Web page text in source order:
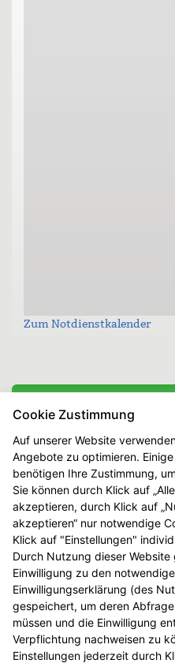
Zum Notdienstkalender
56235 Ransbach-Baumbach
Tel:(02623) 2457
Fax:(02623) 80474
kannenbaecker-
Öffnungszeiten
Montag - Freitag:
8.00 Uhr - 18.30 Uhr
Samstag:
8.30 Uhr - 13.00 Uhr
Cookie Zustimmung
Auf unserer Website
Angebote zu optimieren.
benötigen Ihre Zustimmung,
Sie können durch Klick auf
akzeptieren, durch Klick auf
akzeptieren“ nur notwendige
Klick auf "Einstellungen"
Durch Nutzung dieser Website
Einwilligung zu den
Einwilligungserklärung (des
gespeichert, um deren
müssen und die Einwilligung
Verpflichtung nachweisen zu
Einstellungen jederzeit durch